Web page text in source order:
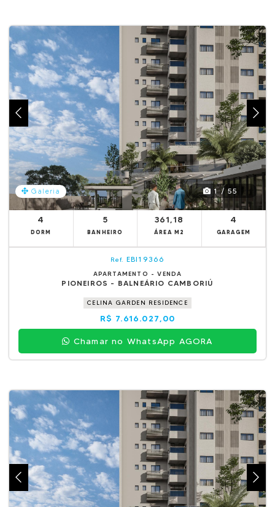
Galeria 1 / 55
4
DORM
5
BANHEIRO
361,18
ÁREA M2
4
GARAGEM
Ref. EBI19366
APARTAMENTO - VENDA
PIONEIROS - BALNEÁRIO CAMBORIÚ
CELINA GARDEN RESIDENCE
R$ 7.616.027,00
Chamar no WhatsApp AGORA